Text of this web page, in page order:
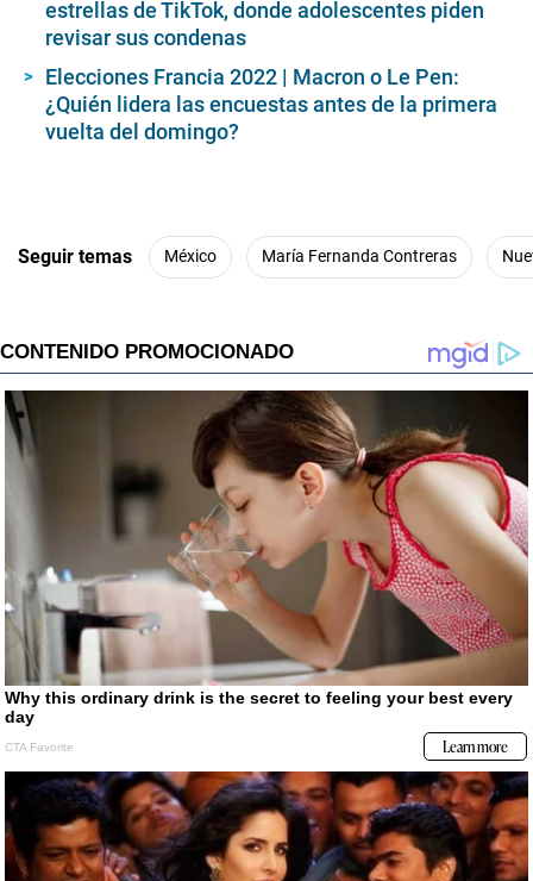
estrellas de TikTok, donde adolescentes piden
revisar sus condenas
Elecciones Francia 2022 | Macron o Le Pen:
¿Quién lidera las encuestas antes de la primera
vuelta del domingo?
Seguir temas México María Fernanda Contreras